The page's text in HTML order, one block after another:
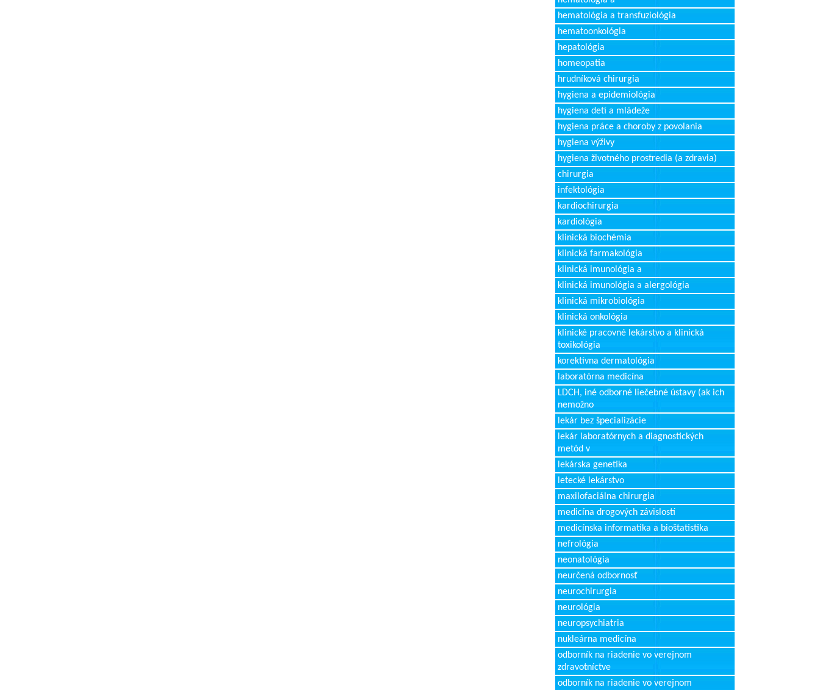
hematológia a transfuziológia
hematoonkológia
hepatológia
homeopatia
hrudníková chirurgia
hygiena a epidemiológia
hygiena detí a mládeže
hygiena práce a choroby z povolania
hygiena výživy
hygiena životného prostredia (a zdravia)
chirurgia
infektológia
kardiochirurgia
kardiológia
klinická biochémia
klinická farmakológia
klinická imunológia a
klinická imunológia a alergológia
klinická mikrobiológia
klinická onkológia
klinické pracovné lekárstvo a klinická
toxikológia
korektívna dermatológia
laboratórna medicína
LDCH, iné odborné liečebné ústavy (ak ich
nemožno
lekár bez špecializácie
lekár laboratórnych a diagnostických
metód v
lekárska genetika
letecké lekárstvo
maxilofaciálna chirurgia
medicína drogových závislostí
medicínska informatika a bioštatistika
nefrológia
neonatológia
neurčená odbornosť
neurochirurgia
neurológia
neuropsychiatria
nukleárna medicína
odborník na riadenie vo verejnom
zdravotníctve
odborník na riadenie vo verejnom